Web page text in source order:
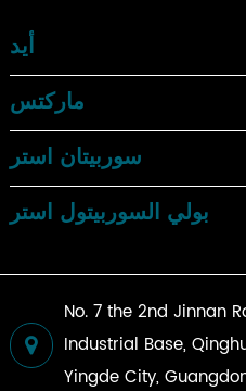
أيد
ماركتس
سوربيتان استر
بولي السوربيتول استر
No. 7 the 2nd Jinnan
Industrial Base,
Yingde City,